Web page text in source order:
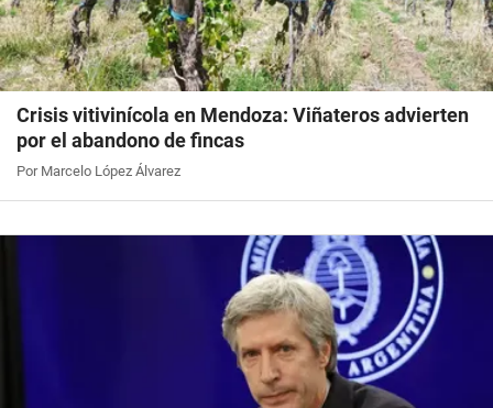
Crisis vitivinícola en Mendoza: Viñateros advierten
por el abandono de fincas
Por Marcelo López Álvarez